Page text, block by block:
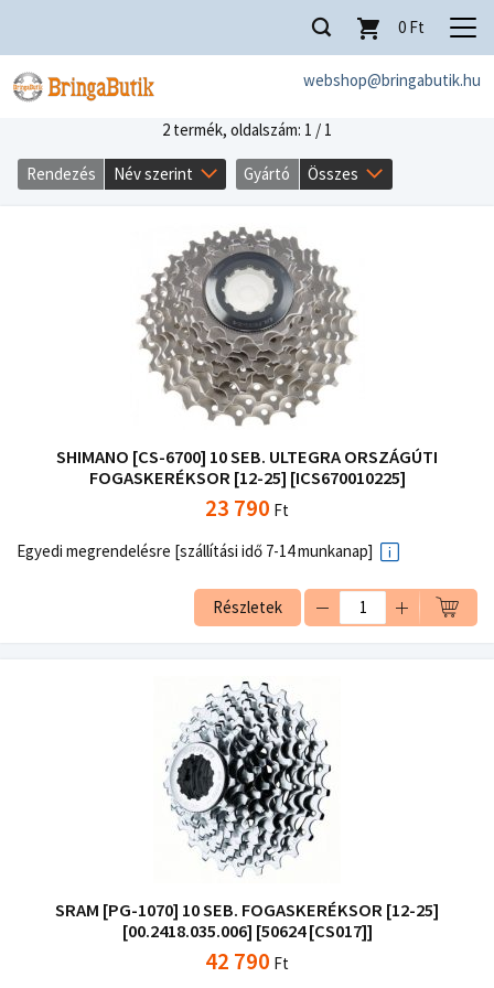
webshop@bringabutik.hu
0 Ft
2 termék, oldalszám: 1 / 1
Rendezés Név szerint Gyártó Összes
SHIMANO [CS-6700] 10 SEB. ULTEGRA ORSZÁGÚTI
FOGASKERÉKSOR [12-25] [ICS670010225]
23 790 Ft
Egyedi megrendelésre [szállítási idő 7-14 munkanap]
Részletek
SRAM [PG-1070] 10 SEB. FOGASKERÉKSOR [12-25]
[00.2418.035.006] [50624 [CS017]]
42 790 Ft